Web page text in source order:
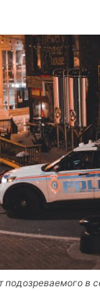
подозреваемого в